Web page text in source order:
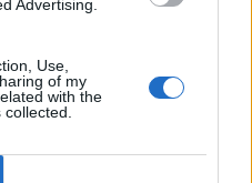
Advertising.
Use,
of my
with the